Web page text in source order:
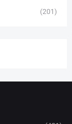
(201)